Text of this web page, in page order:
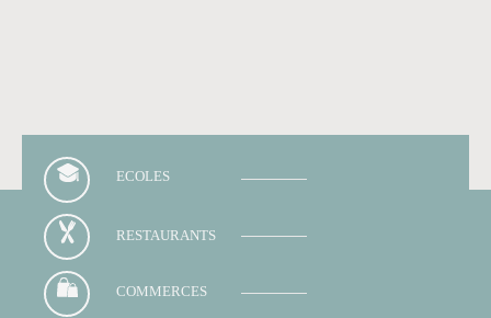
ECOLES
RESTAURANTS
COMMERCES